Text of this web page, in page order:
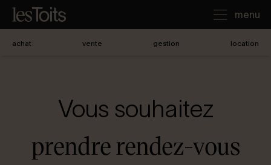
menu
Je vends
achat vente gestion location
Vous souhaitez
prendre rendez-vous